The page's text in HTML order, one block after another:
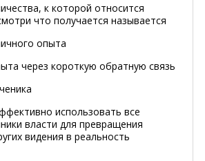
к которой относится
что получается называется
опыта
через короткую обратную связь
использовать все
власти для превращения
видения в реальность